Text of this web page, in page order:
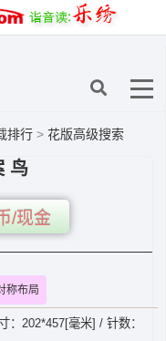
排行 > 花版高级搜索
鸟
/现金
称布局
：202*457[毫米] / 针数：